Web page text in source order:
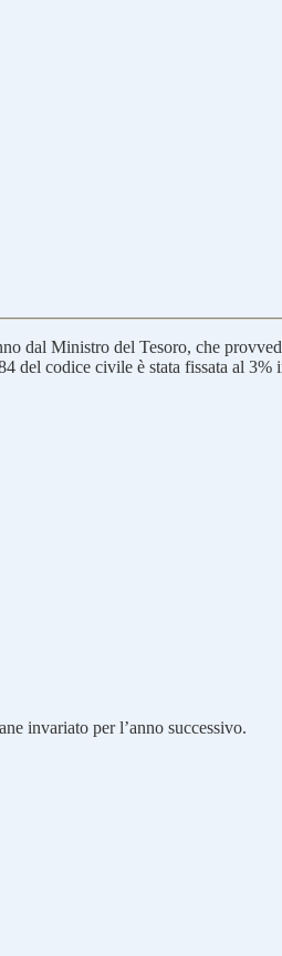
dal Ministro del Tesoro, che
codice civile è stata fissata al 3%
invariato per l’anno successivo.